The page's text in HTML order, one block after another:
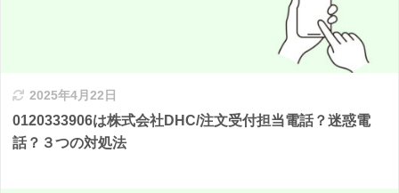
2025年4月22日
0120333906は株式会社DHC/注文受付担当電話？迷惑電
話？３つの対処法